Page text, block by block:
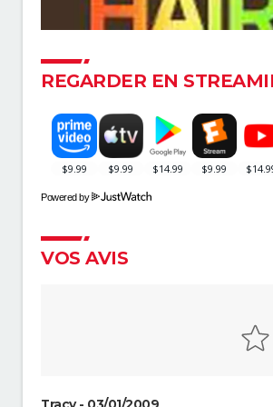
streaming... Tout sur
la BD culte
REGARDER EN
Powered by
VOS AVIS